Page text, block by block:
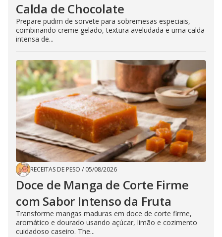
Calda de Chocolate
Prepare pudim de sorvete para sobremesas especiais,
combinando creme gelado, textura aveludada e uma calda
intensa de...
RECEITAS DE PESO / 05/08/2026
Doce de Manga de Corte Firme
com Sabor Intenso da Fruta
Transforme mangas maduras em doce de corte firme,
aromático e dourado usando açúcar, limão e cozimento
cuidadoso caseiro. The...